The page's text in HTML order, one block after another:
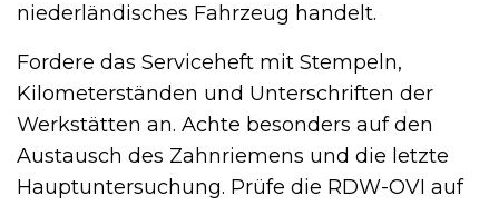
niederländisches Fahrzeug handelt.
Fordere das Serviceheft mit Stempeln,
Kilometerständen und Unterschriften der
Werkstätten an. Achte besonders auf den
Austausch des Zahnriemens und die letzte
Hauptuntersuchung. Prüfe die RDW-OVI auf